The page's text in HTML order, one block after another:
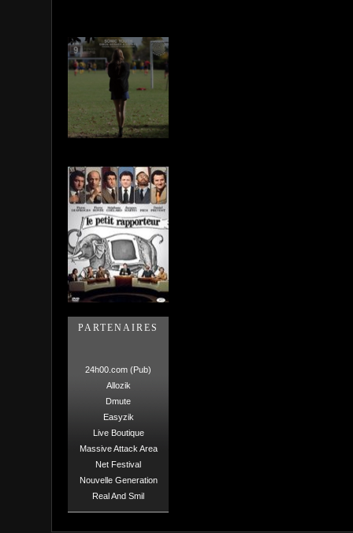
PARTENAIRES
24h00.com (Pub)
Allozik
Dmute
Easyzik
Live Boutique
Massive Attack Area
Net Festival
Nouvelle Generation
Real And Smil